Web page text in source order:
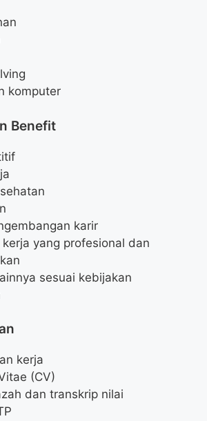
komputer
Benefit
karir
yang profesional dan
sesuai kebijakan
kerja
(CV)
dan transkrip nilai